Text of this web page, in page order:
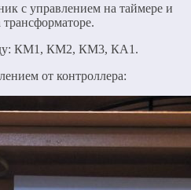
с управлением на таймере и
трансформаторе.
КМ1, КМ2, КМ3, КА1.
от контроллера: